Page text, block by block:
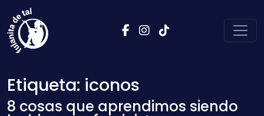
Saltar al contenido
Navegación principal
Etiqueta: iconos
8 cosas que aprendimos siendo